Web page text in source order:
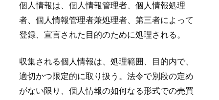
個人情報は、個人情報管理者、個人情報処理
者、個人情報管理者兼処理者、第三者によって
登録、宣言された目的のために処理される。
収集される個人情報は、処理範囲、目的内で、
適切かつ限定的に取り扱う。法令で別段の定め
がない限り、個人情報の如何なる形式での売買